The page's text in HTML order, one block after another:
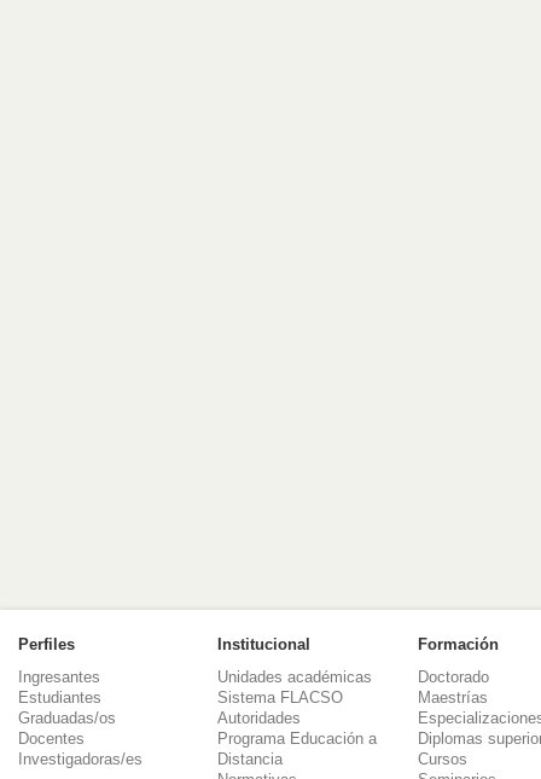
Perfiles
Ingresantes
Estudiantes
Graduadas/os
Docentes
Investigadoras/es
Institucional
Unidades académicas
Sistema FLACSO
Autoridades
Programa Educación a
Distancia
Formación
Doctorado
Maestrías
Diplomas
Cursos